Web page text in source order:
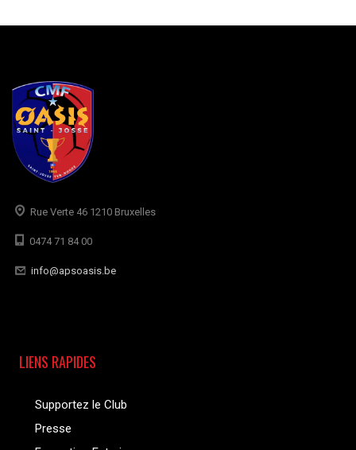
Rue Verte 46 1210 Bruxelles
0474 71 84 00
info@apsoasis.be
LIENS RAPIDES
Supportez le Club
Presse